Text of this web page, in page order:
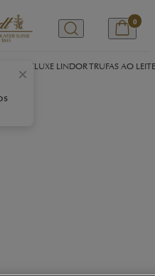
×
0
CAIXA DELUXE LINDOR TRUFAS AO